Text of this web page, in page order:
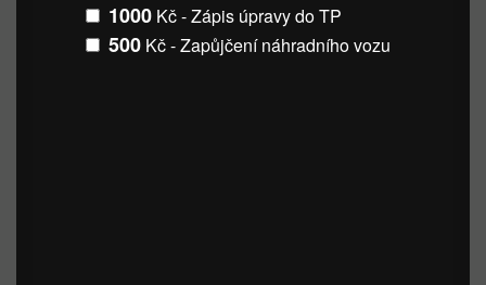
1000 Kč - Zápis úpravy do TP
500 Kč - Zapůjčení náhradního vozu